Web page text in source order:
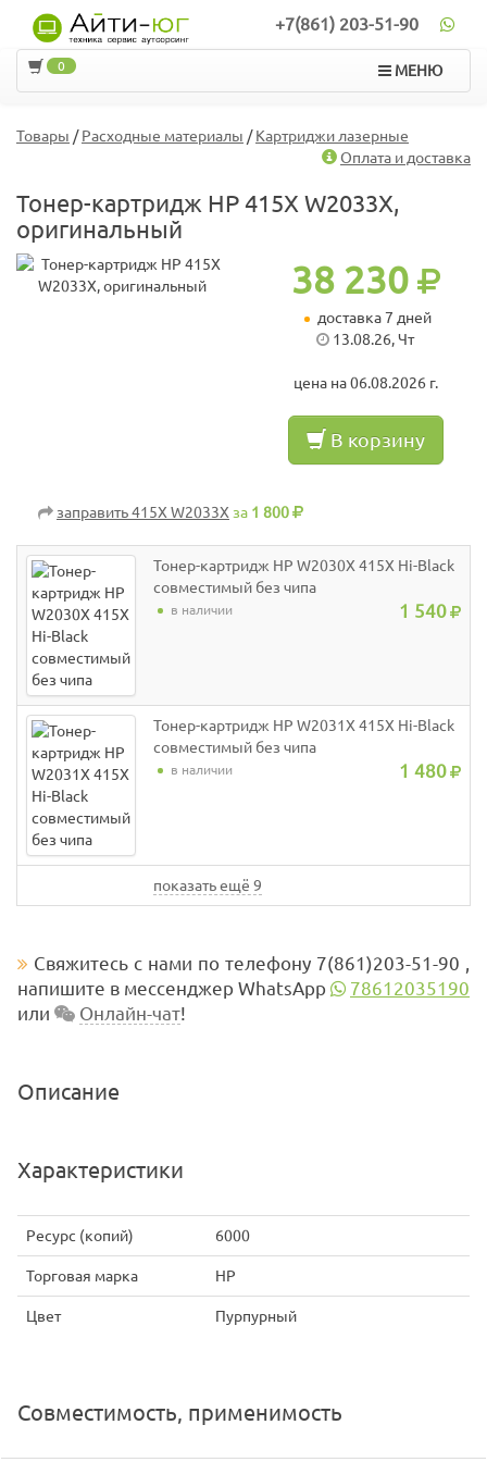
+7(861) 203-51-90
МЕНЮ
0
Товары /Расходные материалы /Картриджи лазерные
Оплата и доставка
Тонер-картридж HP 415X W2033X,
оригинальный
38 230
доставка 7 дней
13.08.26, Чт
цена на 06.08.2026 г.
В корзину
заправить 415X W2033X за 1 800
Тонер-картридж HP W2030X 415X Hi-Black
совместимый без чипа
в наличии 1 540
Тонер-картридж HP W2031X 415X Hi-Black
совместимый без чипа
в наличии 1 480
показать ещё 9
Свяжитесь с нами по телефону 7(861)203-51-90 ,
напишите в мессенджер WhatsApp
78612035190
или
Онлайн-чат!
Описание
Характеристики
Ресурс (копий) 6000
Торговая марка HP
Цвет Пурпурный
Совместимость, применимость